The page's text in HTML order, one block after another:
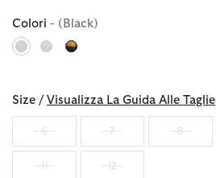
Colori - (Black)
Size / Visualizza La Guida Alle Taglie
6 7 8
12